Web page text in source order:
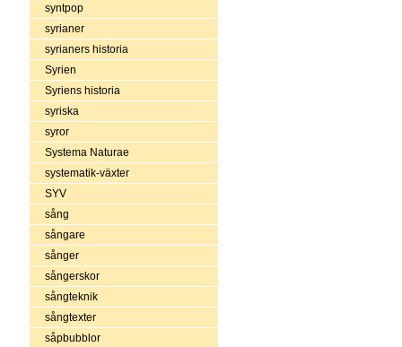
syntpop
syrianer
syrianers historia
Syrien
Syriens historia
syriska
syror
Systema Naturae
systematik-växter
SYV
sång
sångare
sånger
sångerskor
sångteknik
sångtexter
såpbubblor